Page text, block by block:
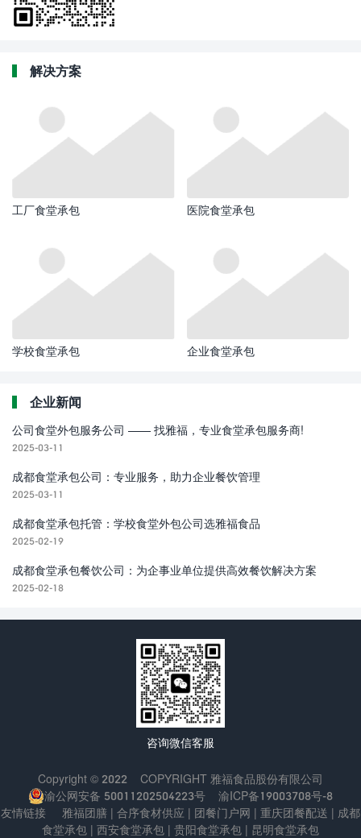
解决方案
工厂食堂承包 医院食堂承包
学校食堂承包 企业食堂承包
企业新闻
公司食堂外包服务公司 —— 找雅福，专业食堂承包服务商!
2025-03-11
成都食堂承包公司：专业服务，助力企业餐饮管理
2025-03-11
成都食堂承包托管：学校食堂外包公司选雅福食品
2025-02-19
成都食堂承包餐饮公司：为企事业单位提供高效餐饮解决方案
2025-02-18
咨询微信客服
Copyright © 2022 COPYRIGHT 雅福食品股份有限公司
渝公网安备 50011202504223号
渝ICP备19003708号-8
友情链接
雅福团膳 | 合序食材供应 | 团餐门户网 | 重庆团餐配送 | 成都
食堂承包 | 西安食堂承包 | 贵阳食堂承包 | 昆明食堂承包